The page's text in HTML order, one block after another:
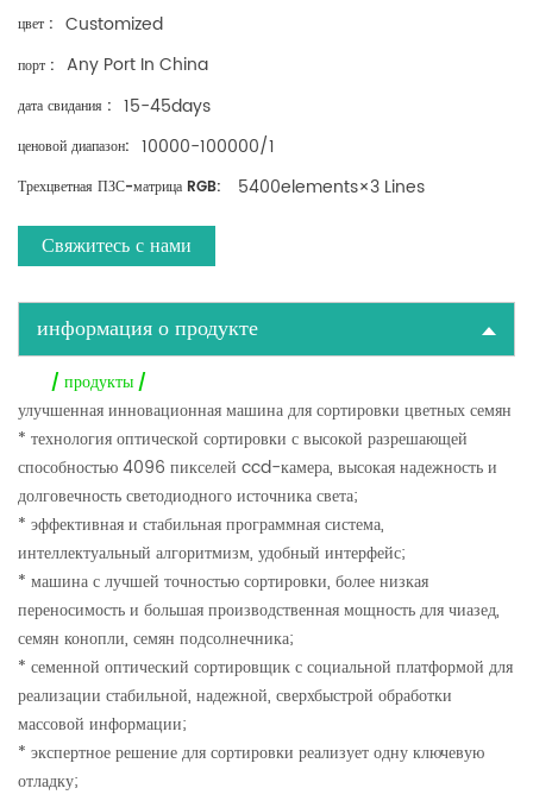
цвет : Customized
порт : Any Port In China
дата свидания : 15-45days
ценовой диапазон: 10000-100000/1
Трехцветная ПЗС-матрица RGB: 5400elements×3 Lines
Свяжитесь с нами
информация о продукте
/ продукты /
улучшенная инновационная машина для сортировки цветных семян
* технология оптической сортировки с высокой разрешающей
способностью 4096 пикселей ccd-камера, высокая надежность и
долговечность светодиодного источника света;
* эффективная и стабильная программная система,
интеллектуальный алгоритмизм, удобный интерфейс;
* машина с лучшей точностью сортировки, более низкая
переносимость и большая производственная мощность для чиазед,
семян конопли, семян подсолнечника;
* семенной оптический сортировщик с социальной платформой для
реализации стабильной, надежной, сверхбыстрой обработки
массовой информации;
* экспертное решение для сортировки реализует одну ключевую
отладку;